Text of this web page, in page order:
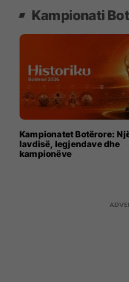
Kampionati
Kampionatet Botërore:
lavdisë, legjendave dhe
kampionëve